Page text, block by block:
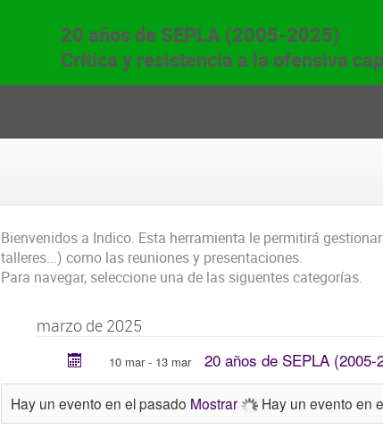
20 años de SEPLA (2005-2025)
Crítica y resistencia a la ofensiva
Bienvenidos a Indico. Esta herramienta le permitirá
talleres...) como las reuniones y presentaciones.
Para navegar, seleccione una de las siguentes categorías.
marzo de 2025
10 mar - 13 mar 20 años de SEPLA
Hay un evento en el pasado Mostrar Hay un evento en